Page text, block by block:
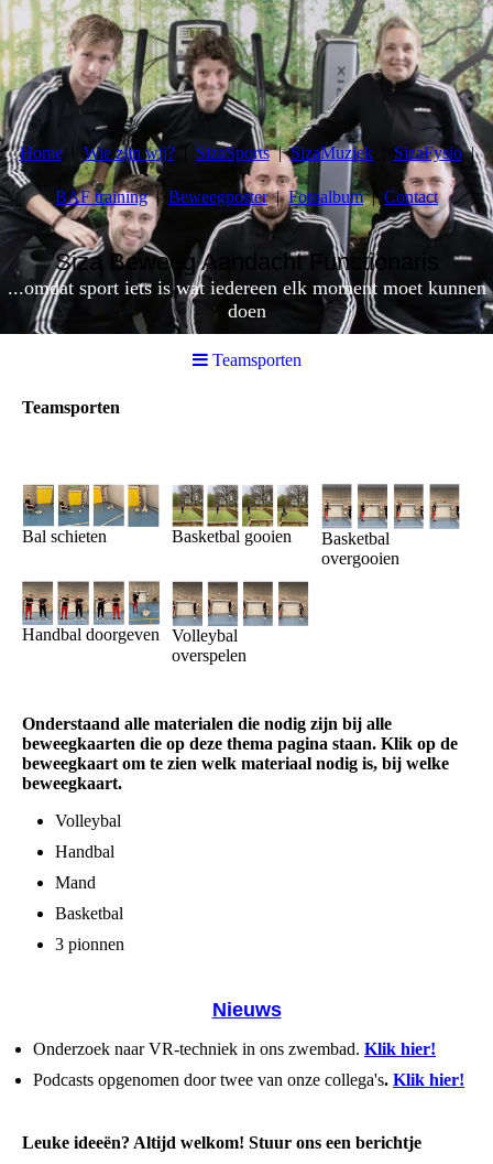
Home Wie zijn wij? SizaSports SizaMuziek SizaFysio
BAF training Beweegposter Fotoalbum Contact
Siza Beweeg Aandacht Functionaris
...omdat sport iets is wat iedereen elk moment moet kunnen
doen
Teamsporten
Teamsporten
Bal schieten Basketbal gooien
Basketbal
overgooien
Handbal doorgeven
Volleybal
overspelen
Onderstaand alle materialen die nodig zijn bij alle
beweegkaarten die op deze thema pagina staan. Klik op de
beweegkaart om te zien welk materiaal nodig is, bij welke
beweegkaart.
Volleybal
Handbal
Mand
Basketbal
3 pionnen
Nieuws
Onderzoek naar VR-techniek in ons zwembad. Klik hier!
Podcasts opgenomen door twee van onze collega's. Klik hier!
Leuke ideeën? Altijd welkom! Stuur ons een berichtje